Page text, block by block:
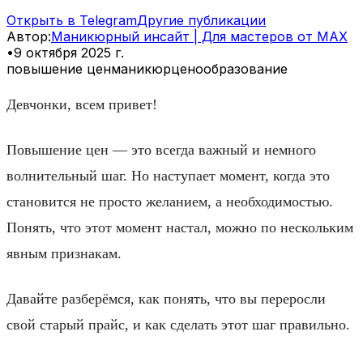
Открыть в TelegramДругие публикации
Автор:Маникюрный инсайт | Для мастеров от MAX
•9 октября 2025 г.
повышение ценманикюрценообразование
Девчонки, всем привет!
Повышение цен — это всегда важный и немного
волнительный шаг. Но наступает момент, когда это
становится не просто желанием, а необходимостью.
Понять, что этот момент настал, можно по нескольким
явным признакам.
Давайте разберёмся, как понять, что вы переросли
свой старый прайс, и как сделать этот шаг правильно.